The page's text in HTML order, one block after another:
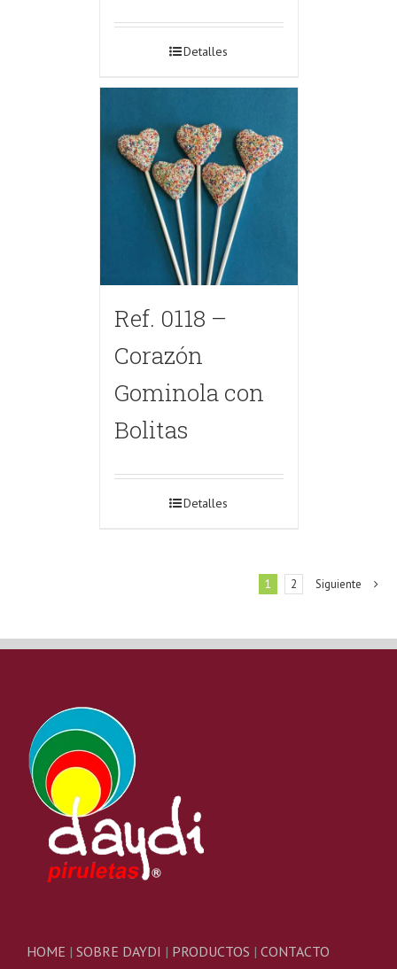
Detalles
Ref. 0118 –
Corazón
Gominola con
Bolitas
Detalles
1 2 Siguiente
HOME | SOBRE DAYDI | PRODUCTOS | CONTACTO